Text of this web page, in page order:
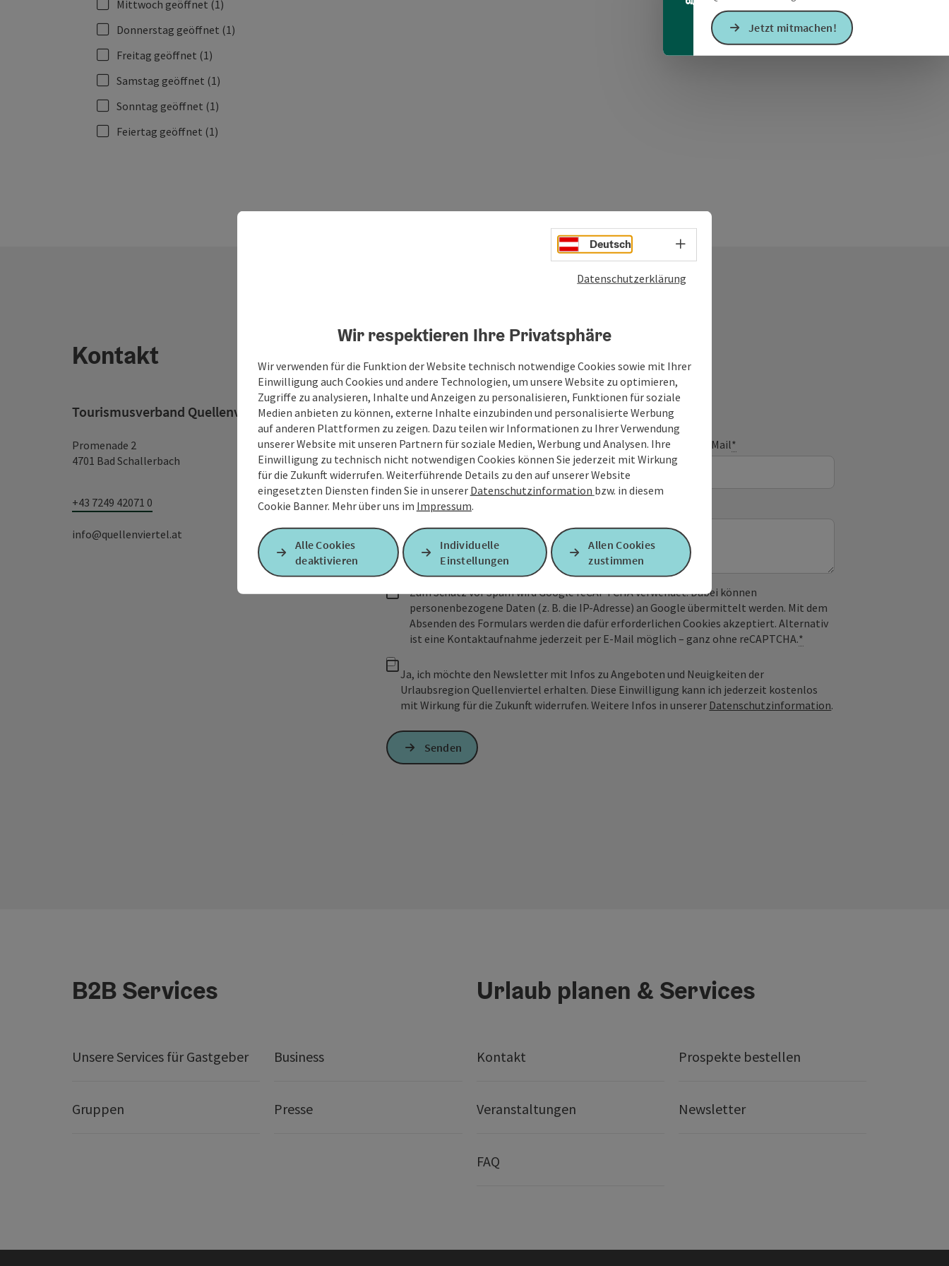
Jetzt mitmachen!
Mittwoch geöffnet (1)
Donnerstag geöffnet (1)
Freitag geöffnet (1)
Samstag geöffnet (1)
Sonntag geöffnet (1)
Feiertag geöffnet (1)
Kontakt
Tourismusverband Quellenviertel
Promenade 2
4701 Bad Schallerbach
+43 7249 42071 0
info@quellenviertel.at
Ihre Nachricht
Felder mit*sind Pflichtfelder
Vorname Nachname E-Mail*
Unverbindliche Anfrage
Zum Schutz vor Spam wird Google reCAPTCHA verwendet. Dabei können
personenbezogene Daten (z. B. die IP-Adresse) an Google übermittelt werden. Mit dem
Absenden des Formulars werden die dafür erforderlichen Cookies akzeptiert. Alternativ
ist eine Kontaktaufnahme jederzeit per E-Mail möglich – ganz ohne reCAPTCHA.*
Ja, ich möchte den Newsletter mit Infos zu Angeboten und Neuigkeiten der
Urlaubsregion Quellenviertel erhalten. Diese Einwilligung kann ich jederzeit kostenlos
mit Wirkung für die Zukunft widerrufen. Weitere Infos in unserer Datenschutzinformation.
Senden
B2B Services
Unsere Services für Gastgeber Business
Gruppen Presse
Urlaub planen & Services
Kontakt Prospekte bestellen
Veranstaltungen Newsletter
FAQ
Deutsch Sprachwahl - Menü öffnen
Datenschutzerklärung
Wir respektieren Ihre Privatsphäre
Wir verwenden für die Funktion der Website technisch notwendige Cookies sowie mit Ihrer
Einwilligung auch Cookies und andere Technologien, um unsere Website zu optimieren,
Zugriffe zu analysieren, Inhalte und Anzeigen zu personalisieren, Funktionen für soziale
Medien anbieten zu können, externe Inhalte einzubinden und personalisierte Werbung
auf anderen Plattformen zu zeigen. Dazu teilen wir Informationen zu Ihrer Verwendung
unserer Website mit unseren Partnern für soziale Medien, Werbung und Analysen. Ihre
Einwilligung zu technisch nicht notwendigen Cookies können Sie jederzeit mit Wirkung
für die Zukunft widerrufen. Weiterführende Details zu den auf unserer Website
eingesetzten Diensten finden Sie in unserer Datenschutzinformation bzw. in diesem
Cookie Banner. Mehr über uns im Impressum.
Alle Cookies
deaktivieren
Individuelle
Einstellungen
Allen Cookies
zustimmen